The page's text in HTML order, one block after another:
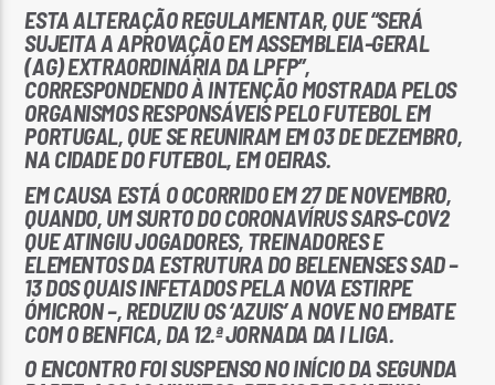
ESTA ALTERAÇÃO REGULAMENTAR, QUE “SERÁ
SUJEITA A APROVAÇÃO EM ASSEMBLEIA-GERAL
(AG) EXTRAORDINÁRIA DA LPFP”,
CORRESPONDENDO À INTENÇÃO MOSTRADA PELOS
ORGANISMOS RESPONSÁVEIS PELO FUTEBOL EM
PORTUGAL, QUE SE REUNIRAM EM 03 DE DEZEMBRO,
NA CIDADE DO FUTEBOL, EM OEIRAS.
EM CAUSA ESTÁ O OCORRIDO EM 27 DE NOVEMBRO,
QUANDO, UM SURTO DO CORONAVÍRUS SARS-COV2
QUE ATINGIU JOGADORES, TREINADORES E
ELEMENTOS DA ESTRUTURA DO BELENENSES SAD –
13 DOS QUAIS INFETADOS PELA NOVA ESTIRPE
ÓMICRON –, REDUZIU OS ‘AZUIS’ A NOVE NO EMBATE
COM O BENFICA, DA 12.ª JORNADA DA I LIGA.
O ENCONTRO FOI SUSPENSO NO INÍCIO DA SEGUNDA